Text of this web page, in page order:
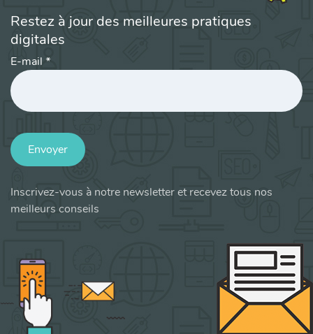
Restez à jour des meilleures pratiques
digitales
E-mail *
Envoyer
Inscrivez-vous à notre newsletter et recevez tous nos
meilleurs conseils